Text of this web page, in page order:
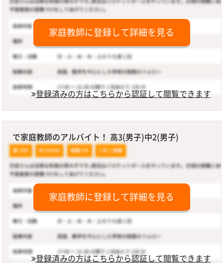
家庭教師に登録して詳細を見る
登録済みの方はこちらから認証して閲覧できます
で家庭教師のアルバイト！ 高3(男子)中2(男子)
家庭教師に登録して詳細を見る
登録済みの方はこちらから認証して閲覧できます